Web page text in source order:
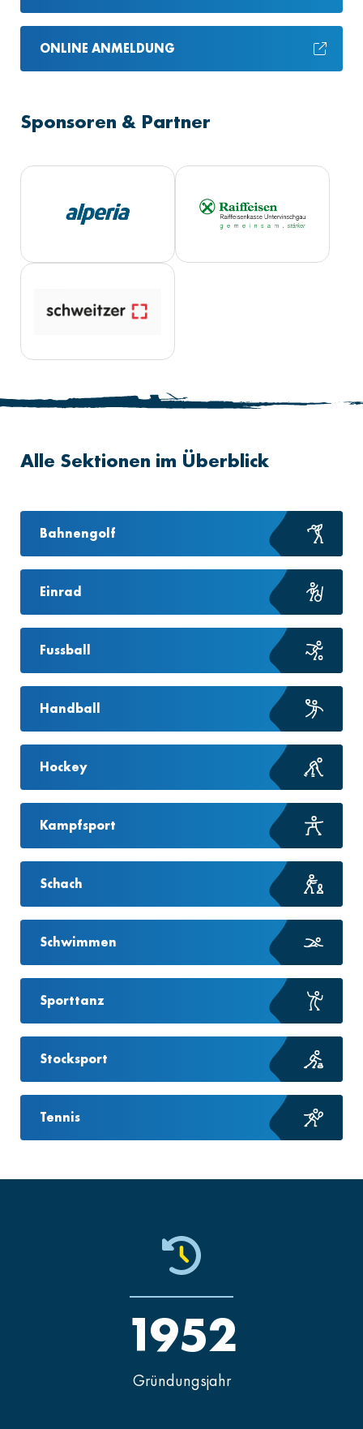
ONLINE ANMELDUNG
Sponsoren & Partner
Alle Sektionen im Überblick
Bahnengolf
Einrad
Fussball
Handball
Hockey
Kampfsport
Schach
Schwimmen
Sporttanz
Stocksport
Tennis
Gründungsjahr
1952